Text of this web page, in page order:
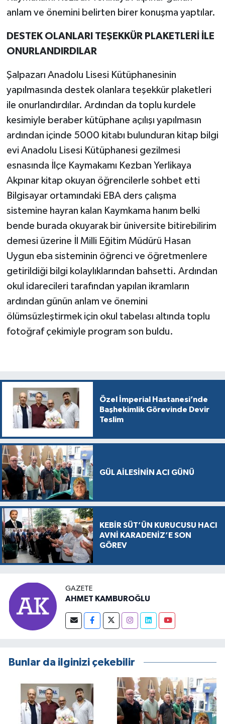
anlam ve önemini belirten birer konuşma yaptılar.
DESTEK OLANLARI TEŞEKKÜR PLAKETLERİ İLE
ONURLANDIRDILAR
Şalpazarı Anadolu Lisesi Kütüphanesinin
yapılmasında destek olanlara teşekkür plaketleri
ile onurlandırdılar. Ardından da toplu kurdele
kesimiyle beraber kütüphane açılışı yapılmasın
ardından içinde 5000 kitabı bulunduran kitap bilgi
evi Anadolu Lisesi Kütüphanesi gezilmesi
esnasında İlçe Kaymakamı Kezban Yerlikaya
Akpınar kitap okuyan öğrencilerle sohbet etti
Bilgisayar ortamındaki EBA ders çalışma
sistemine hayran kalan Kaymkama hanım belki
bende burada okuyarak bir üniversite bitirebilirim
demesi üzerine İl Milli Eğitim Müdürü Hasan
Uygun eba sisteminin öğrenci ve öğretmenlere
getirildiği bilgi kolaylıklarından bahsetti. Ardından
okul idarecileri tarafından yapılan ikramların
ardından günün anlam ve önemini
ölümsüzleştirmek için okul tabelası altında toplu
fotoğraf çekimiyle program son buldu.
Özel İmperial Hastanesi’nde
Başhekimlik Görevinde Devir
Teslim
GÜL AİLESİNİN ACI GÜNÜ
KEBİR SÜT’ÜN KURUCUSU HACI
AVNİ KARADENİZ’E SON
GÖREV
GAZETE
AHMET KAMBUROĞLU
Bunlar da ilginizi çekebilir